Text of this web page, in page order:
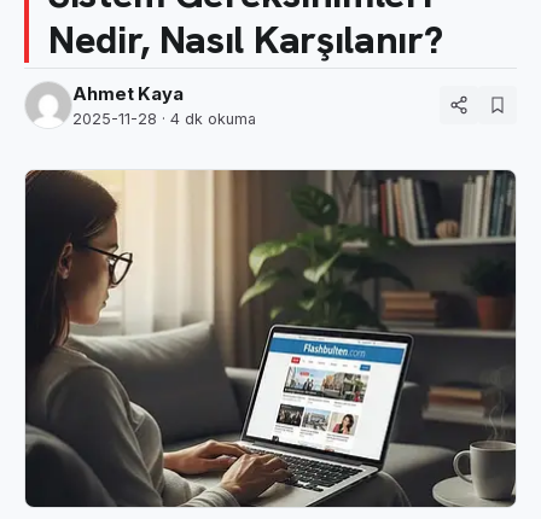
Nedir, Nasıl Karşılanır?
Ahmet Kaya
2025-11-28 · 4 dk okuma